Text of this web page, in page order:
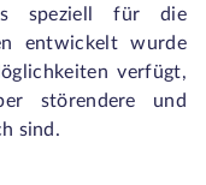
speziell für die
entwickelt wurde
verfügt,
störendere und
sind.